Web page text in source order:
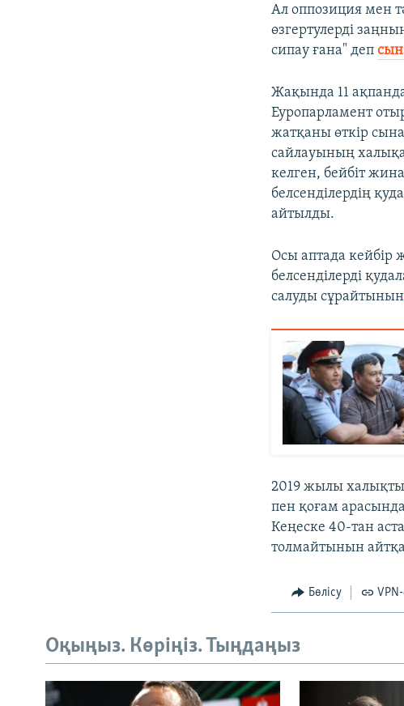
Ал оппозиция мен
өзгертулерді
сипау ғана" деп
Жақында 11
Еуропарламент
жатқаны өткір
сайлауының
келген, бейбіт
белсенділердің
айтылды.
Осы аптада кейбір
белсенділерді
салуды сұрайтынын
2019 жылы
пен қоғам
Кеңеске 40-тан
толмайтынын
Бөлісу
Оқыңыз. Көріңіз. Тыңдаңыз